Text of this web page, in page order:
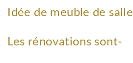
Idée de meuble de salle
Les rénovations sont-